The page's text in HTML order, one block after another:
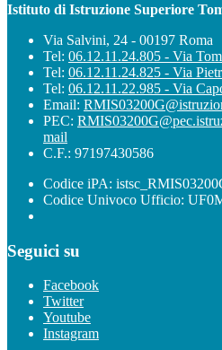
Istituto di Istruzione Superiore
Via Salvini, 24 - 00197 Roma
Tel: 06.12.11.24.805 - Via
Tel: 06.12.11.24.825 - Via
Tel: 06.12.11.22.985 - Via
Email:
PEC:
mail
C.F.: 97197430586
Codice iPA:
Codice Univoco Ufficio:
Seguici su
Facebook
Twitter
Youtube
Instagram